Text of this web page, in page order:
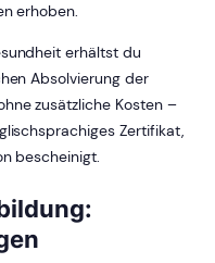
erhoben.
erhältst du
Absolvierung der
zusätzliche Kosten –
Zertifikat,
bescheinigt.